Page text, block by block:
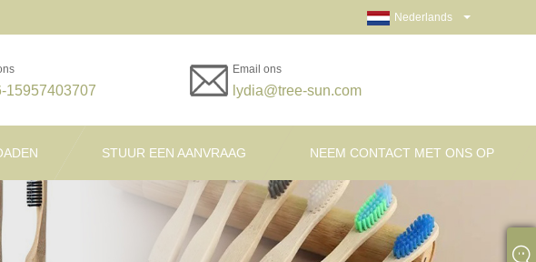
Nederlands
15957403707
Email ons
lydia@tree-sun.com
STUUR EEN AANVRAAG NEEM CONTACT MET ONS OP